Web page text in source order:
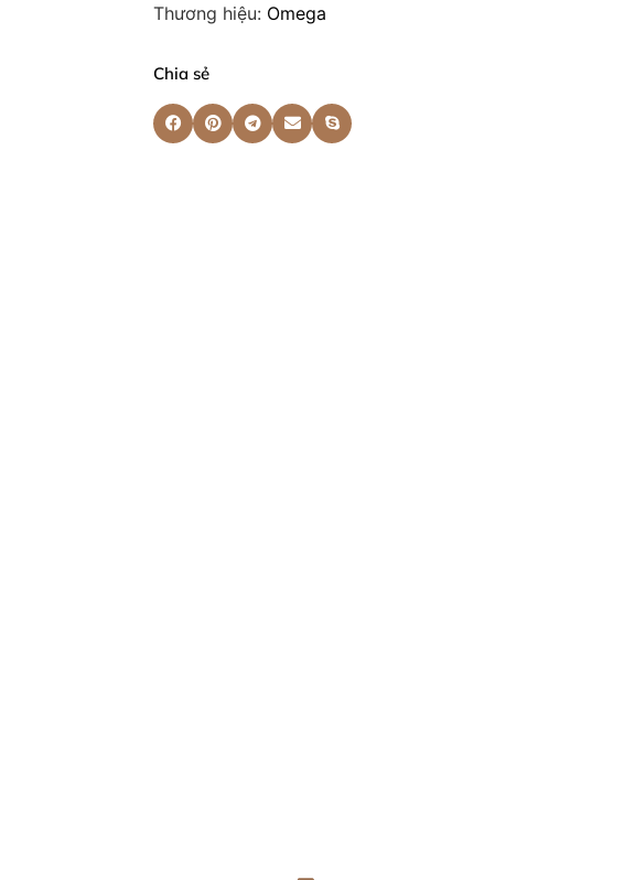
Thương hiệu: Omega
Chia sẻ